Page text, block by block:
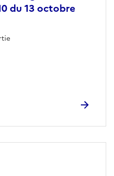
du 13 octobre